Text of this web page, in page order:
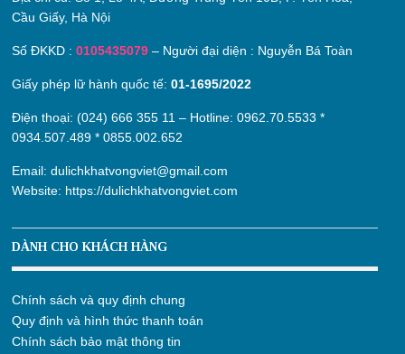
Cầu Giấy, Hà Nội
Số ĐKKD :0105435079 – Người đại diện : Nguyễn Bá Toàn
Giấy phép lữ hành quốc tế:01-1695/2022
Điện thoại: (024) 666 355 11 – Hotline:0962.70.5533 *
0934.507.489 *0855.002.652
Email:dulichkhatvongviet@gmail.com
Website: https://dulichkhatvongviet.com
DÀNH CHO KHÁCH HÀNG
Chính sách và quy định chung
Quy định và hình thức thanh toán
Chính sách bảo mật thông tin